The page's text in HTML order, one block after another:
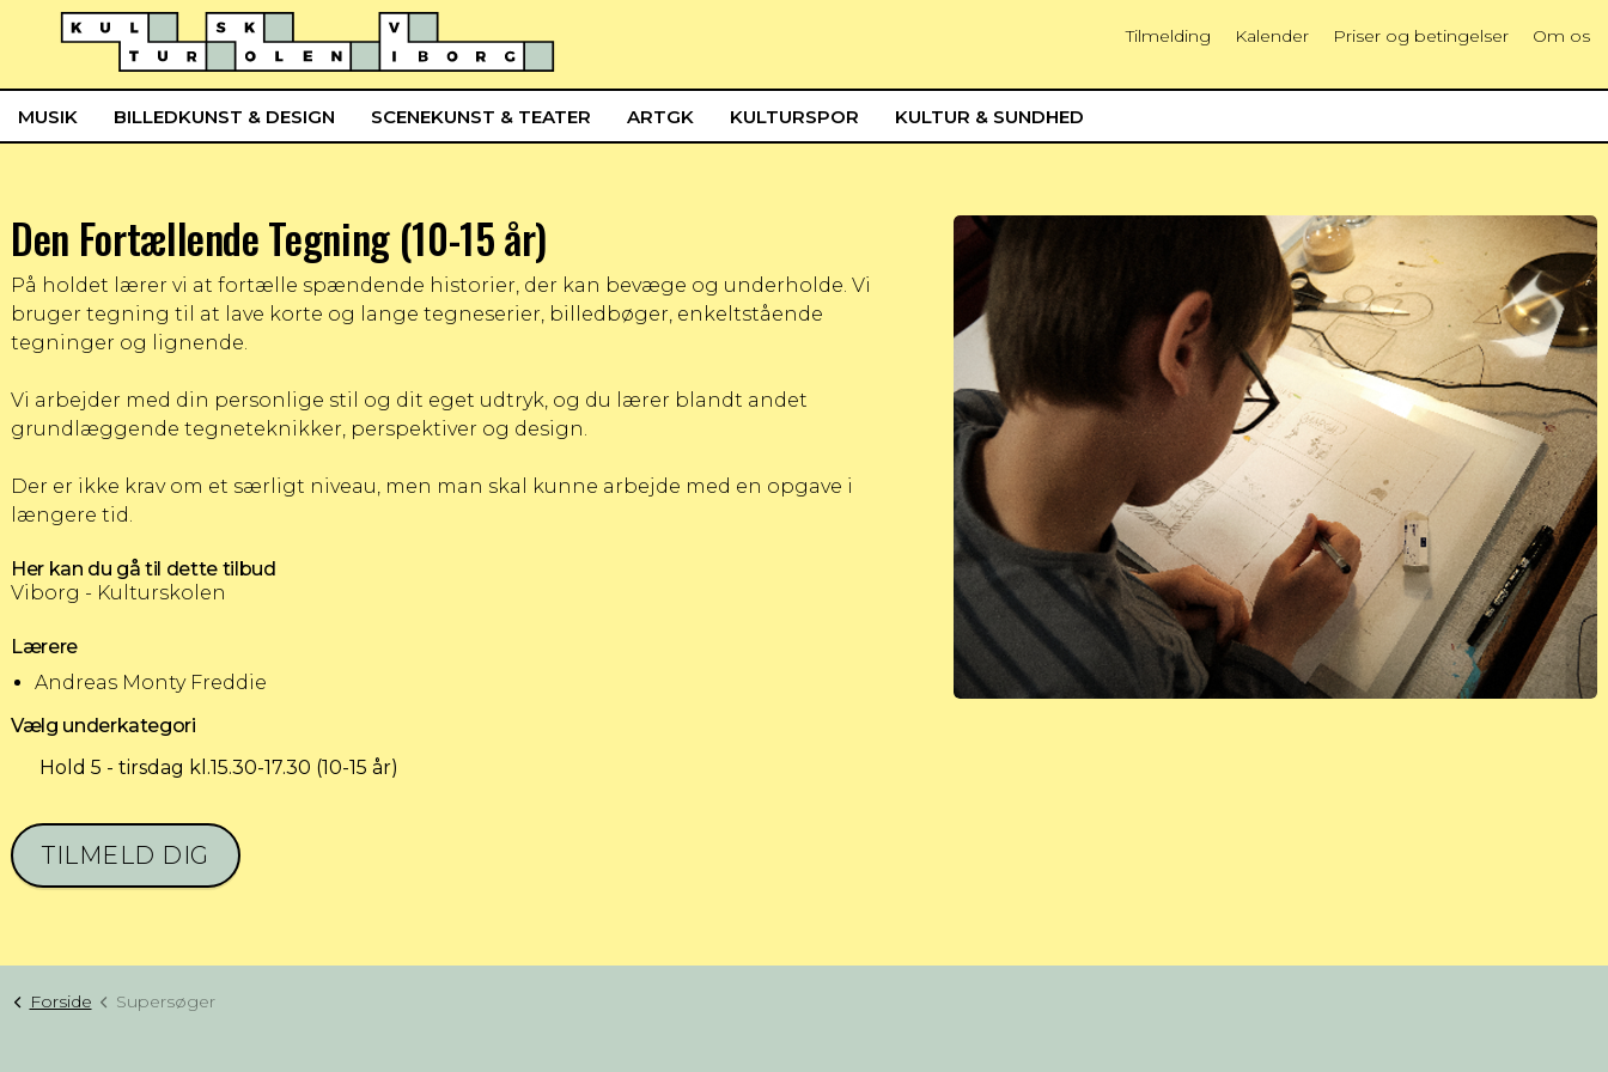
MUSIK BILLEDKUNST & DESIGN SCENEKUNST & TEATER ARTGK KULTURSPOR KULTUR & SUNDHED
Tilmelding Kalender Priser og betingelser Om os
Den Fortællende Tegning (10-15 år)
På holdet lærer vi at fortælle spændende historier, der kan bevæge og underholde. Vi
bruger tegning til at lave korte og lange tegneserier, billedbøger, enkeltstående
tegninger og lignende.
Vi arbejder med din personlige stil og dit eget udtryk, og du lærer blandt andet
grundlæggende tegneteknikker, perspektiver og design.
Der er ikke krav om et særligt niveau, men man skal kunne arbejde med en opgave i
længere tid.
Her kan du gå til dette tilbud
Viborg - Kulturskolen
Lærere
Andreas Monty Freddie
Vælg underkategori
Hold 5 - tirsdag kl.15.30-17.30 (10-15 år)
TILMELD DIG
Forside Supersøger